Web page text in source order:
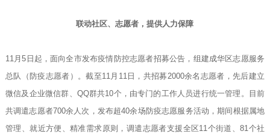
联动社区、志愿者，提供人力保障
11月5日起，面向全市发布疫情防控志愿者招募公告，组建成华区志愿服务
总队（防疫志愿者）。截至11月11日，共招募2000余名志愿者，先后建立
微信及企业微信群、QQ群共10个，由专门的工作人员进行统一管理。目前
共调遣志愿者700余人次，发布超40余场防疫志愿服务活动，期间根据属地
管理、就近方便、精准需求原则，调遣志愿者支援全区11个街道、81个社